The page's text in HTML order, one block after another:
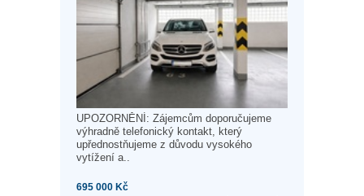
UPOZORNĚNÍ: Zájemcům doporučujeme
výhradně telefonický kontakt, který
upřednostňujeme z důvodu vysokého
vytížení a..
695 000 Kč